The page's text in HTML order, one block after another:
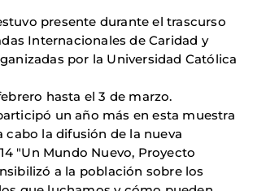
presente durante el trascurso
Internacionales de Caridad y
por la Universidad Católica
hasta el 3 de marzo.
un año más en esta muestra
cabo la difusión de la nueva
"Un Mundo Nuevo, Proyecto
a la población sobre los